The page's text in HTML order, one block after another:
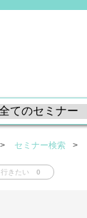
セミナー検索
行きたい 0